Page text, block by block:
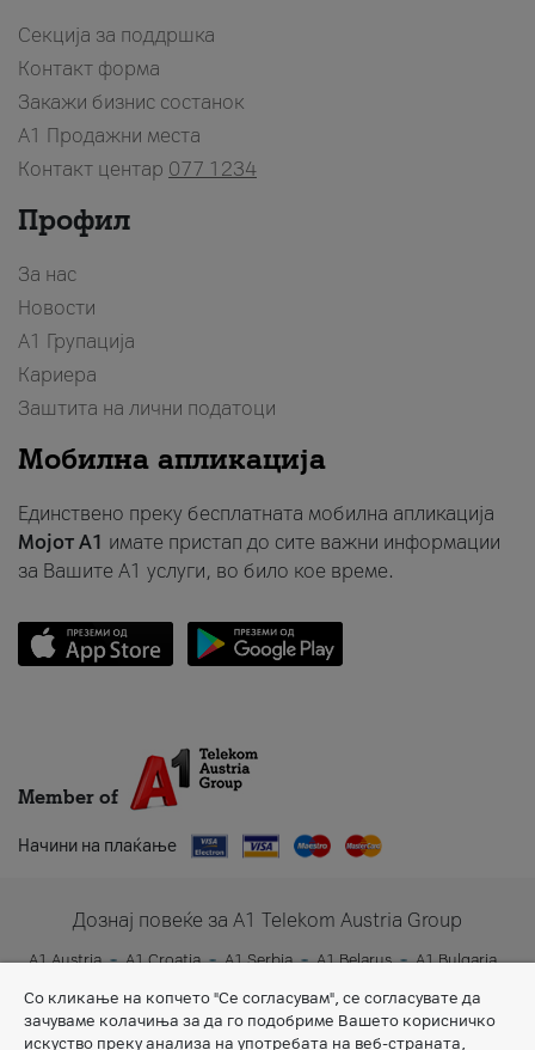
Секција за поддршка
Контакт форма
Закажи бизнис состанок
A1 Продажни места
Контакт центар 077 1234
Профил
За нас
Новости
А1 Групација
Кариера
Заштита на лични податоци
Мобилна апликација
Единствено преку бесплатната мобилна апликација
Мојот A1 имате пристап до сите важни информации
за Вашите A1 услуги, во било кое време.
Member of
Начини на плаќање
Дознај повеќе за A1 Telekom Austria Group
A1 Austria A1 Croatia A1 Serbia A1 Belarus
A1 Bulgaria
Со кликање на копчето "Се согласувам", се согласувате да
зачуваме колачиња за да го подобриме Вашето корисничко
искуство преку анализа на употребата на веб-страната,